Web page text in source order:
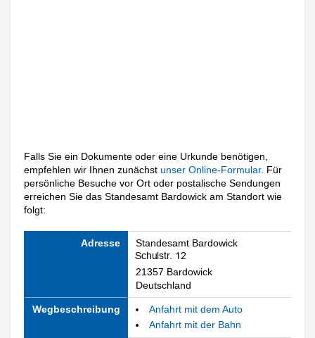
Falls Sie ein Dokumente oder eine Urkunde benötigen,
empfehlen wir Ihnen zunächstunser Online-Formular. Für
persönliche Besuche vor Ort oder postalische Sendungen
erreichen Sie das Standesamt Bardowick am Standort wie
folgt:
Adresse Standesamt Bardowick
21357 Bardowick
Deutschland
Wegbeschreibung
Anfahrt mit dem Auto
Anfahrt mit der Bahn